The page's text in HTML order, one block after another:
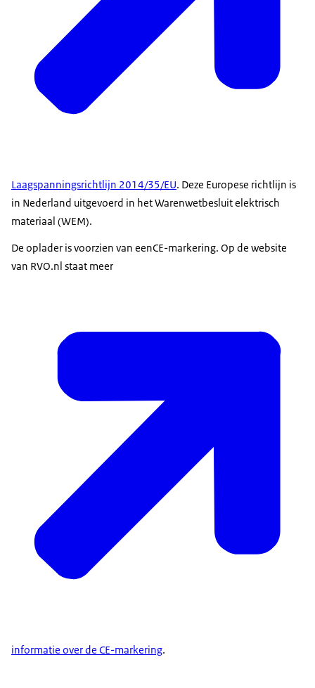
Laagspanningsrichtlijn 2014/35/EU. Deze Europese richtlijn is
in Nederland uitgevoerd in het Warenwetbesluit elektrisch
materiaal (WEM).
De oplader is voorzien van eenCE-markering. Op de website
van RVO.nl staat meer
informatie over de CE-markering.